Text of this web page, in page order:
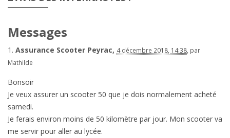
Messages
1. Assurance Scooter Peyrac, 4 décembre 2018, 14:38 par
Mathilde
Bonsoir
Je veux assurer un scooter 50 que je dois normalement acheté
samedi.
Je ferais environ moins de 50 kilomètre par jour. Mon scooter va
me servir pour aller au lycée.